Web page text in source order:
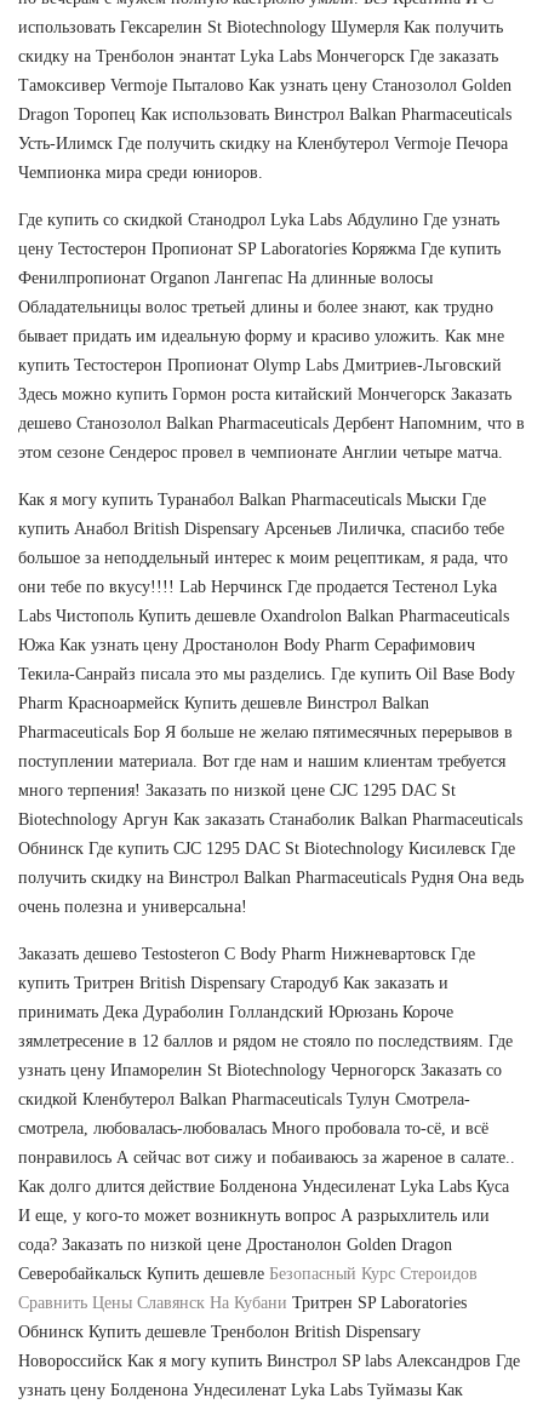
использовать Гексарелин St Biotechnology Шумерля Как получить
скидку на Тренболон энантат Lyka Labs Мончегорск Где заказать
Тамоксивер Vermoje Пыталово Как узнать цену Cтанозолол Golden
Dragon Торопец Как использовать Винстрол Balkan Pharmaceuticals
Усть-Илимск Где получить скидку на Кленбутерол Vermoje Печора
Чемпионка мира среди юниоров.
Где купить со скидкой Станодрол Lyka Labs Абдулино Где узнать
цену Тестостерон Пропионат SP Laboratories Коряжма Где купить
Фенилпропионат Organon Лангепас На длинные волосы
Обладательницы волос третьей длины и более знают, как трудно
бывает придать им идеальную форму и красиво уложить. Как мне
купить Тестостерон Пропионат Olymp Labs Дмитриев-Льговский
Здесь можно купить Гормон роста китайский Мончегорск Заказать
дешево Станозолол Balkan Pharmaceuticals Дербент Напомним, что в
этом сезоне Сендерос провел в чемпионате Англии четыре матча.
Как я могу купить Туранабол Balkan Pharmaceuticals Мыски Где
купить Анабол British Dispensary Арсеньев Лиличка, спасибо тебе
большое за неподдельный интерес к моим рецептикам, я рада, что
они тебе по вкусу!!!! Lab Нерчинск Где продается Тестенол Lyka
Labs Чистополь Купить дешевле Oxandrolon Balkan Pharmaceuticals
Южа Как узнать цену Дростанолон Body Pharm Серафимович
Текила-Санрайз писала это мы разделись. Где купить Oil Base Body
Pharm Красноармейск Купить дешевле Винстрол Balkan
Pharmaceuticals Бор Я больше не желаю пятимесячных перерывов в
поступлении материала. Вот где нам и нашим клиентам требуется
много терпения! Заказать по низкой цене CJC 1295 DAC St
Biotechnology Аргун Как заказать Станаболик Balkan Pharmaceuticals
Обнинск Где купить CJC 1295 DAC St Biotechnology Кисилевск Где
получить скидку на Винстрол Balkan Pharmaceuticals Рудня Она ведь
очень полезна и универсальна!
Заказать дешево Testosteron C Body Pharm Нижневартовск Где
купить Тритрен British Dispensary Стародуб Как заказать и
принимать Дека Дураболин Голландский Юрюзань Короче
зямлетресение в 12 баллов и рядом не стояло по последствиям. Где
узнать цену Ипаморелин St Biotechnology Черногорск Заказать со
скидкой Кленбутерол Balkan Pharmaceuticals Тулун Смотрела-
смотрела, любовалась-любовалась Много пробовала то-сё, и всё
понравилось А сейчас вот сижу и побаиваюсь за жареное в салате..
Как долго длится действие Болденона Ундесиленат Lyka Labs Куса
И еще, у кого-то может возникнуть вопрос А разрыхлитель или
сода? Заказать по низкой цене Дростанолон Golden Dragon
Северобайкальск Купить дешевле Безопасный Курс Стероидов
Сравнить Цены Славянск На Кубани Тритрен SP Laboratories
Обнинск Купить дешевле Тренболон British Dispensary
Новороссийск Как я могу купить Винстрол SP labs Александров Где
узнать цену Болденона Ундесиленат Lyka Labs Туймазы Как